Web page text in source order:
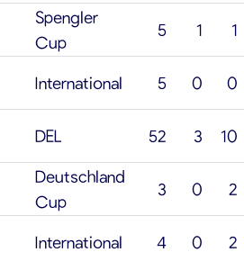
Spengler
Cup
5 1
1
International 5 0
0
DEL 52 3 10
Deutschland
Cup
3 0
2
International 4 0
2